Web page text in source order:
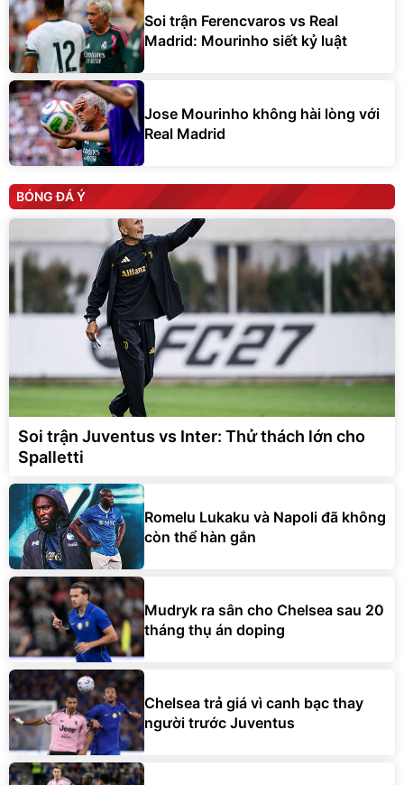
Soi trận Ferencvaros vs Real
Madrid: Mourinho siết kỷ luật
Jose Mourinho không hài lòng với
Real Madrid
BÓNG ĐÁ Ý
Soi trận Juventus vs Inter: Thử thách lớn cho
Spalletti
Romelu Lukaku và Napoli đã không
còn thể hàn gắn
Mudryk ra sân cho Chelsea sau 20
tháng thụ án doping
Chelsea trả giá vì canh bạc thay
người trước Juventus